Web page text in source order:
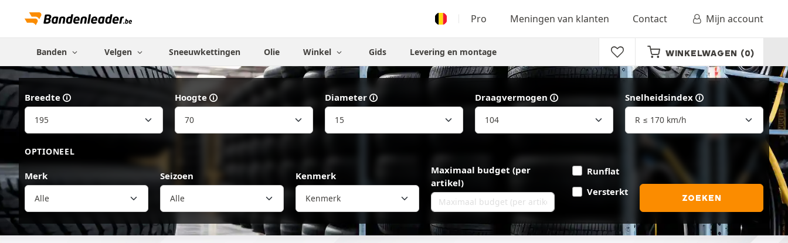
Pro Meningen van klanten Contact Mijn account
Banden Velgen Sneeuwkettingen Olie Winkel Gids Levering en montage WINKELWAGEN (0)
Breedte Hoogte Diameter Draagvermogen Snelheidsindex
OPTIONEEL
Merk
Alle
Seizoen Kenmerk
Kenmerk
Maximaal budget (per
artikel)
Runflat
Versterkt
ZOEKEN